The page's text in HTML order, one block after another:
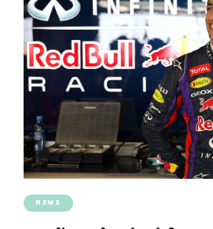
NEWS